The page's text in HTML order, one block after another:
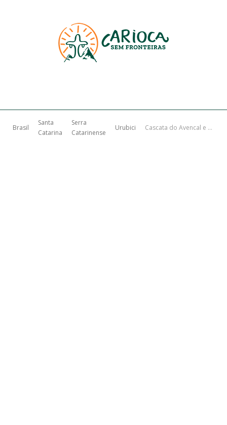
Brasil
Santa
Catarina
Serra
Catarinense
Urubici Cascata do Avencal e Parque Mundo Novo em Urubici